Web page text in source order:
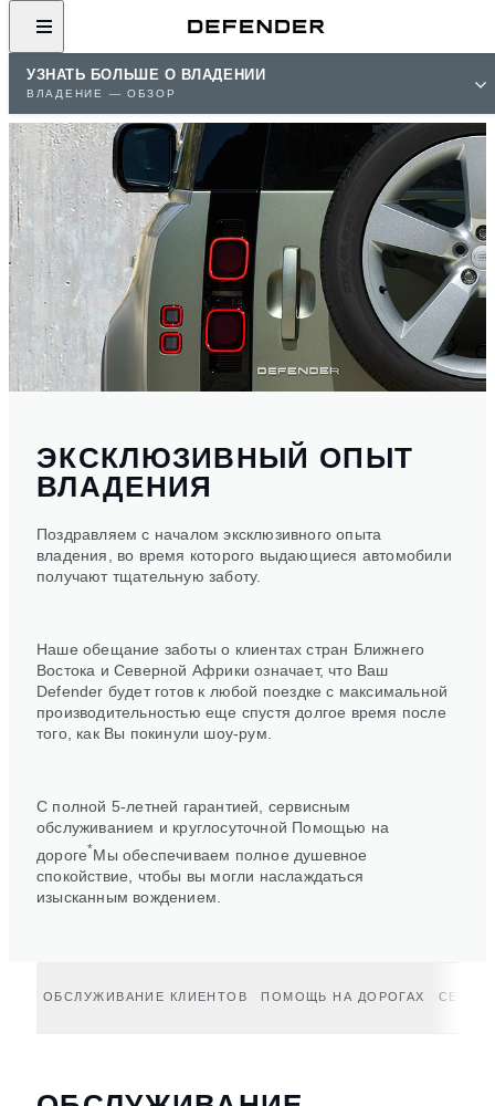
УЗНАТЬ БОЛЬШЕ О ВЛАДЕНИИ
ВЛАДЕНИЕ — ОБЗОР
ЭКСКЛЮЗИВНЫЙ ОПЫТ
ВЛАДЕНИЯ
Поздравляем с началом эксклюзивного опыта
владения, во время которого выдающиеся автомобили
получают тщательную заботу.
Наше обещание заботы о клиентах стран Ближнего
Востока и Северной Африки означает, что Ваш
Defender будет готов к любой поездке с максимальной
производительностью еще спустя долгое время после
того, как Вы покинули шоу-рум.
С полной 5-летней гарантией, сервисным
обслуживанием и круглосуточной Помощью на
дороге*Мы обеспечиваем полное душевное
спокойствие, чтобы вы могли наслаждаться
изысканным вождением.
ОБСЛУЖИВАНИЕ КЛИЕНТОВ ПОМОЩЬ НА ДОРОГАХ